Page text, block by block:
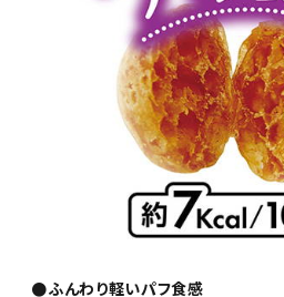
●ふんわり軽いパフ食感